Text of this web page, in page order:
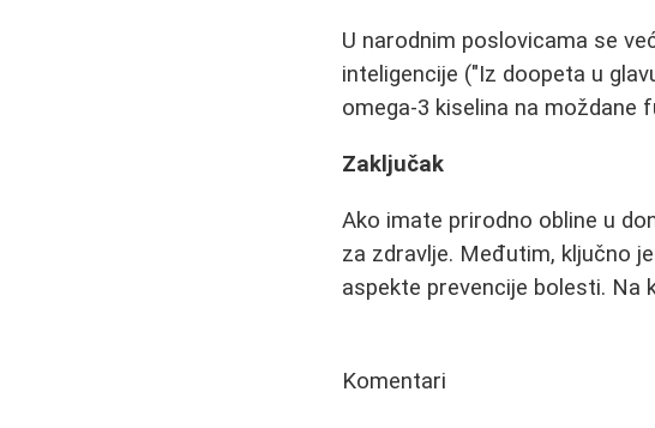
U narodnim poslovicama se
inteligencije ("Iz doopeta u
omega-3 kiselina na moždane
Zaključak
Ako imate prirodno obline u
za zdravlje. Međutim, ključno
aspekte prevencije bolesti. Na
Komentari